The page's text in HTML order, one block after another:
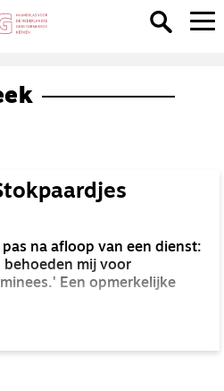
na afloop van een dienst:
behoeden mij voor
Een opmerkelijke